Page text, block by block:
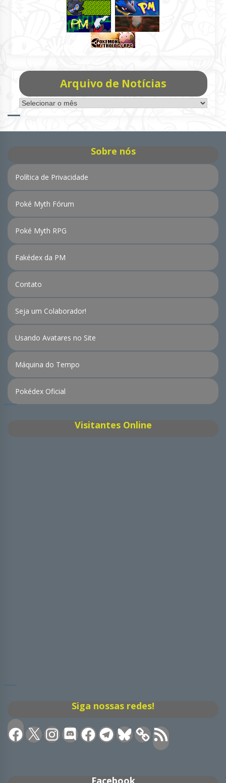
Arquivo de Notícias
Arquivo
de
Sobre nós
Política de Privacidade
Poké Myth Fórum
Poké Myth RPG
Fakédex da PM
Contato
Seja um Colaborador!
Usando Avatares no Site
Máquina do Tempo
Pokédex Oficial
Visitantes Online
Siga nossas redes!
Facebook
X Instagram
DiscordFacebookTelegramBluesky Feed
RSS
Facebook